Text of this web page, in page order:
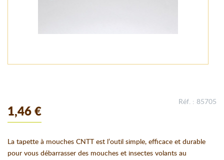
1,46 €
Réf. : 85705
La tapette à mouches CNTT est l’outil simple, efficace et durable
pour vous débarrasser des mouches et insectes volants au